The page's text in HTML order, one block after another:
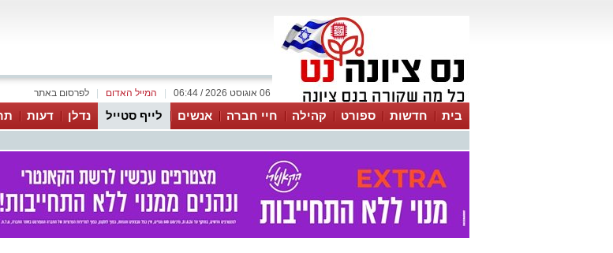
לפרסום באתר המייל האדום 06 אוגוסט 2026 / 06:44
בית חדשות ספורט קהילה חיי חברה אנשים לייף סטייל נדלן דעות